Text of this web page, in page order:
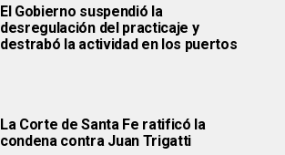
El Gobierno suspendió la
desregulación del practicaje y
destrabó la actividad en los puertos
La Corte de Santa Fe ratificó la
condena contra Juan Trigatti